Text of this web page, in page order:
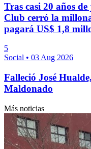
Tras casi 20 años
Club cerró la
pagará US$ 1,8
5
Social • 03 Aug 2026
Falleció José
Maldonado
Más noticias